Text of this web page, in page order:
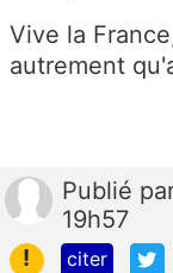
Vive la
autrement
Publié
19h57
!
citer